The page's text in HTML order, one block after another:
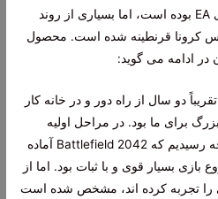
همیشه یک بازی جاه طلبانه برای EA بوده است، اما بسیاری از روند
کرونا قرنطینه شده است. محصول
در ادامه می گوید:
دو سال از راه دور و در خانه کار
برای ما بود. در مراحل اولیه
تست و بررسی بازی به این نتیجه رسیدیم که Battlefield 2042 آماده
بسیار قوی و با ثبات بود. اما از
را تجربه کرده اند، مشخص شده است